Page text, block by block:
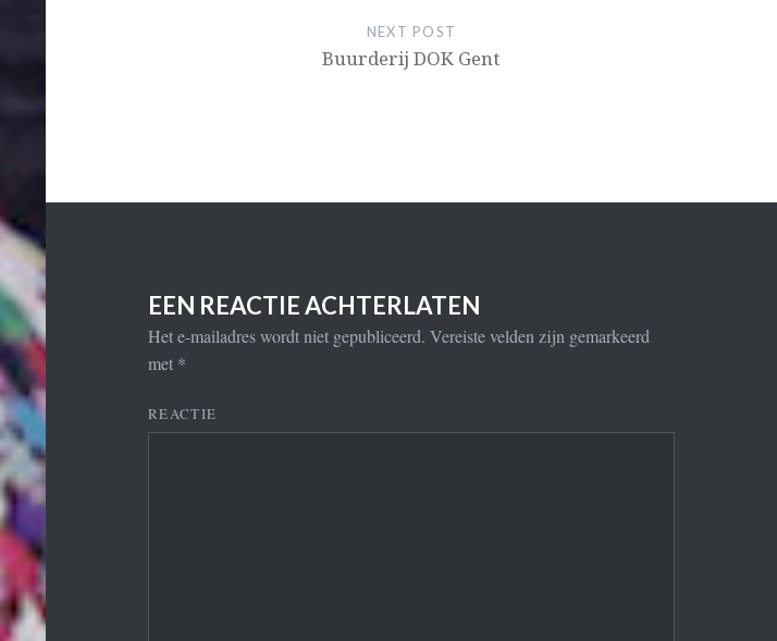
NEXT POST
Buurderij DOK Gent
EEN REACTIE ACHTERLATEN
Het e-mailadres wordt niet gepubliceerd. Vereiste velden zijn gemarkeerd
met *
REACTIE